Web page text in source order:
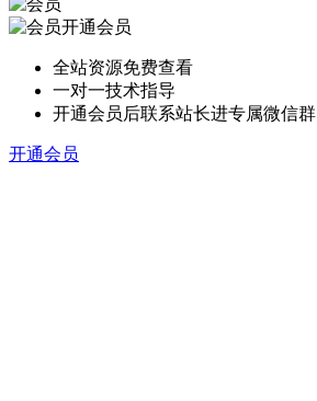
开通会员
全站资源免费查看
一对一技术指导
开通会员后联系站长进专属微信群
开通会员